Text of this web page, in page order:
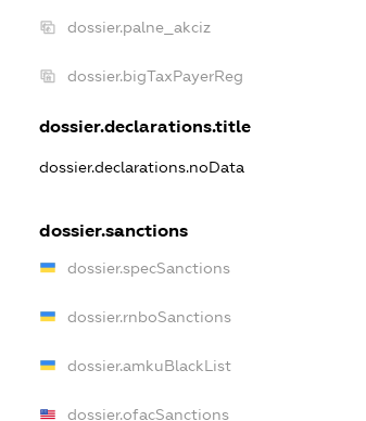
dossier.palne_akciz
dossier.bigTaxPayerReg
dossier.declarations.title
dossier.declarations.noData
dossier.sanctions
dossier.specSanctions
dossier.rnboSanctions
dossier.amkuBlackList
dossier.ofacSanctions